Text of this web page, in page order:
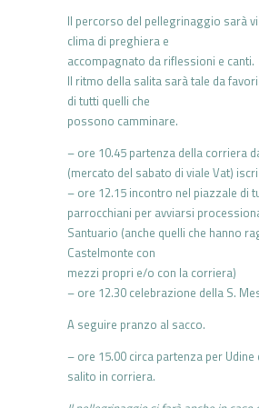
Il percorso del pellegrinaggio sarà
clima di preghiera e
accompagnato da riflessioni e canti.
Il ritmo della salita sarà tale da
di tutti quelli che
possono camminare.
– ore 10.45 partenza della corriera
(mercato del sabato di viale Vat)
– ore 12.15 incontro nel piazzale di
parrocchiani per avviarsi
Santuario (anche quelli che hanno
Castelmonte con
mezzi propri e/o con la corriera)
– ore 12.30 celebrazione della S.
A seguire pranzo al sacco.
– ore 15.00 circa partenza per
salito in corriera.